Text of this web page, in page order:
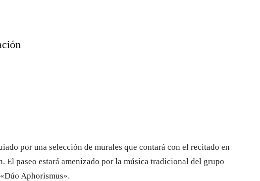
por una selección de murales que contará con el recitado en
El paseo estará amenizado por la música tradicional del grupo
Aphorismus».